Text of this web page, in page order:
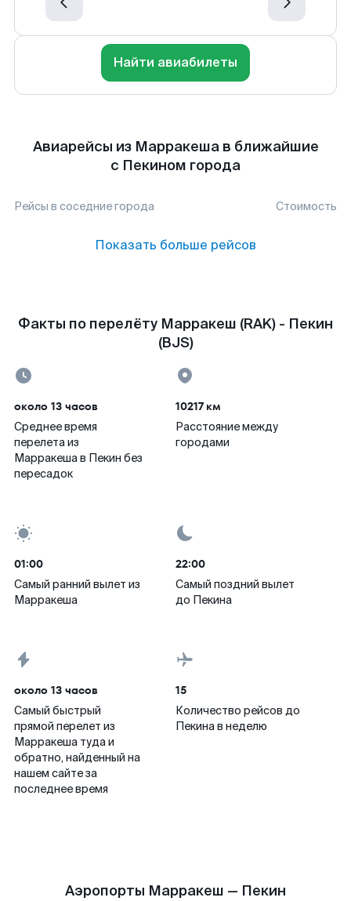
Найти авиабилеты
Авиарейсы из Марракеша в ближайшие
с Пекином города
Рейсы в соседние города Стоимость
Показать больше рейсов
Факты по перелёту Марракеш (RAK) - Пекин
(BJS)
около 13 часов
Среднее время
перелета из
Марракеша в Пекин без
пересадок
10217 км
Расстояние между
городами
01:00
Самый ранний вылет из
Марракеша
22:00
Самый поздний вылет
до Пекина
около 13 часов
Самый быстрый
прямой перелет из
Марракеша туда и
обратно, найденный на
нашем сайте за
последнее время
15
Количество рейсов до
Пекина в неделю
Аэропорты Марракеш — Пекин